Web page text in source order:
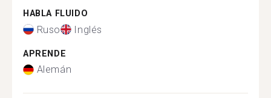
HABLA FLUIDO
Ruso Inglés
APRENDE
Alemán